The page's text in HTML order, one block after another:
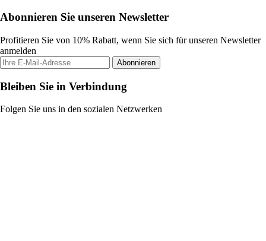
Abonnieren Sie unseren Newsletter
Profitieren Sie von 10% Rabatt, wenn Sie sich für unseren Newsletter
anmelden
Abonnieren
Bleiben Sie in Verbindung
Folgen Sie uns in den sozialen Netzwerken